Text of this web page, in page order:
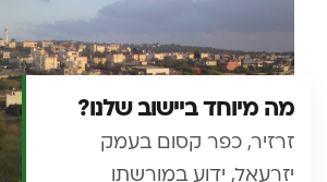
מה מיוחד ביישוב שלנו?
זרזיר, כפר קסום בעמק
יזרעאל, ידוע במורשתו